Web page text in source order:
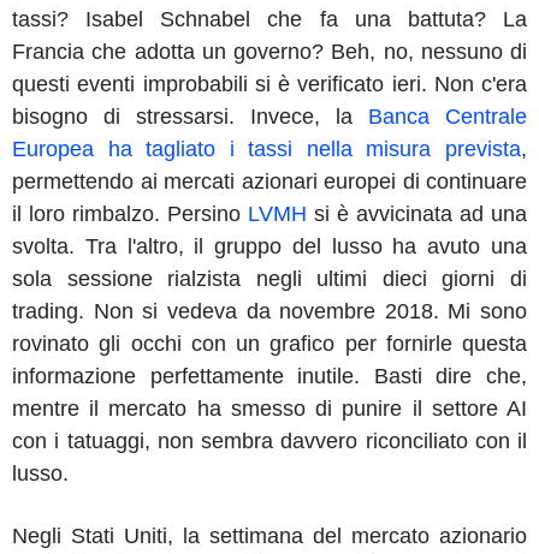
tassi? Isabel Schnabel che fa una battuta? La
Francia che adotta un governo? Beh, no, nessuno di
questi eventi improbabili si è verificato ieri. Non c'era
bisogno di stressarsi. Invece, la Banca Centrale
Europea ha tagliato i tassi nella misura prevista,
permettendo ai mercati azionari europei di continuare
il loro rimbalzo. Persino LVMH si è avvicinata ad una
svolta. Tra l'altro, il gruppo del lusso ha avuto una
sola sessione rialzista negli ultimi dieci giorni di
trading. Non si vedeva da novembre 2018. Mi sono
rovinato gli occhi con un grafico per fornirle questa
informazione perfettamente inutile. Basti dire che,
mentre il mercato ha smesso di punire il settore AI
con i tatuaggi, non sembra davvero riconciliato con il
lusso.
Negli Stati Uniti, la settimana del mercato azionario